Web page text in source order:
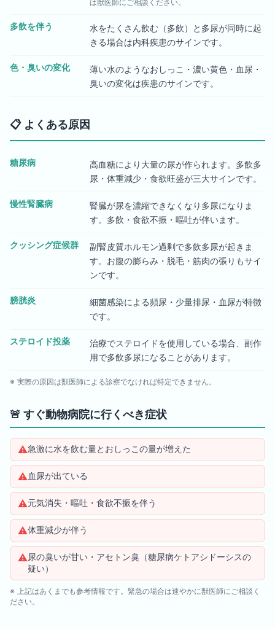
は獣医師にご相談ください。
多飲を伴う
水をたくさん飲む（多飲）と多尿が同時に起
きる場合は内科疾患のサインです。
色・臭いの変化
薄い水のようなおしっこ・濃い黄色・血尿・
臭いの変化は疾患のサインです。
📋 よくある原因
糖尿病
高血糖により大量の尿が作られます。多飲多
尿・体重減少・食欲旺盛が三大サインです。
慢性腎臓病
腎臓が尿を濃縮できなくなり多尿になりま
す。多飲・食欲不振・嘔吐が伴います。
クッシング症候群
副腎皮質ホルモン過剰で多飲多尿が起きま
す。お腹の膨らみ・脱毛・筋肉の張りもサイ
ンです。
膀胱炎
細菌感染による頻尿・少量排尿・血尿が特徴
です。
ステロイド投薬
治療でステロイドを使用している場合、副作
用で多飲多尿になることがあります。
※ 実際の原因は獣医師による診察でなければ特定できません。
🚨 すぐ動物病院に行くべき症状
⚠️急激に水を飲む量とおしっこの量が増えた
⚠️血尿が出ている
⚠️元気消失・嘔吐・食欲不振を伴う
⚠️体重減少が伴う
⚠️尿の臭いが甘い・アセトン臭（糖尿病ケトアシドーシスの
疑い）
※ 上記はあくまでも参考情報です。緊急の場合は速やかに獣医師にご相談く
ださい。